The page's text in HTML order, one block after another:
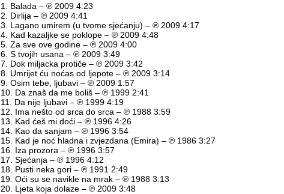
1. Balada – ℗ 2009 4:23
2. Dirlija – ℗ 2009 4:41
3. Lagano umirem (u tvome sjećanju) – ℗ 2009 4:17
4. Kad kazaljke se poklope – ℗ 2009 4:48
5. Za sve ove godine – ℗ 2009 4:00
6. S tvojih usana – ℗ 2009 3:49
7. Dok miljacka protiče – ℗ 2009 3:42
8. Umrijet ću noćas od ljepote – ℗ 2009 3:14
9. Osim tebe, ljubavi – ℗ 2009 1:57
10. Da znaš da me boliš – ℗ 1999 2:41
11. Da nije ljubavi – ℗ 1999 4:19
12. Ima nešto od srca do srca – ℗ 1988 3:59
13. Kad ćeš mi doći – ℗ 1996 4:26
14. Kao da sanjam – ℗ 1996 3:54
15. Kad je noć hladna i zvjezdana (Emira) – ℗ 1986 3:27
16. Iza prozora – ℗ 1996 3:57
17. Sjećanja – ℗ 1996 4:12
18. Pusti neka gori – ℗ 1991 2:49
19. Oći su se navikle na mrak – ℗ 1988 3:13
20. Ljeta koja dolaze – ℗ 2009 3:48